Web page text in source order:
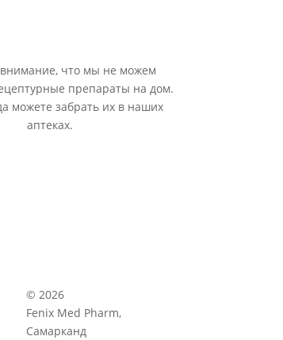
что мы не можем
препараты на дом.
можете забрать их в наших
аптеках.
© 2026
Fenix Med Pharm,
Самарканд